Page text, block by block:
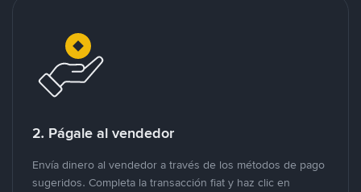
2. Págale al vendedor
Envía dinero al vendedor a través de los métodos de pago
sugeridos. Completa la transacción fiat y haz clic en